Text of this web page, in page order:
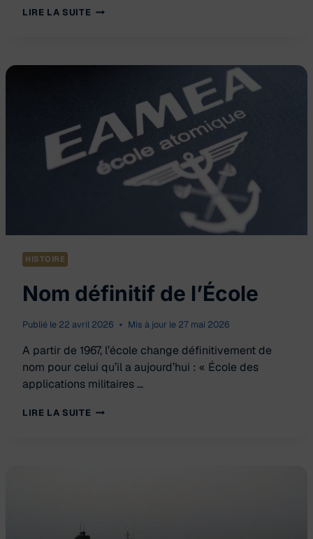
LIRE LA SUITE FONDATION
HISTOIRE
Nom définitif de l’École
Publié le 22 avril 2026 Mis à jour le 27 mai 2026
A partir de 1967, l’école change définitivement de
nom pour celui qu’il a aujourd’hui : « École des
applications militaires …
LIRE LA SUITE NOM